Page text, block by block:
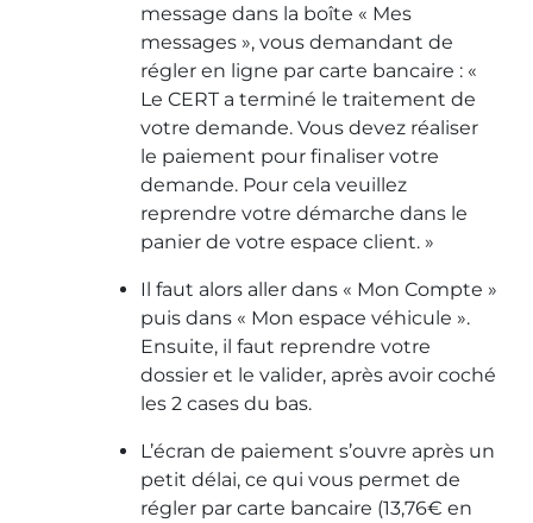
message dans la boîte « Mes
messages », vous demandant de
régler en ligne par carte bancaire : «
Le CERT a terminé le traitement de
votre demande. Vous devez réaliser
le paiement pour finaliser votre
demande. Pour cela veuillez
reprendre votre démarche dans le
panier de votre espace client. »
Il faut alors aller dans « Mon Compte »
puis dans « Mon espace véhicule ».
Ensuite, il faut reprendre votre
dossier et le valider, après avoir coché
les 2 cases du bas.
L’écran de paiement s’ouvre après un
petit délai, ce qui vous permet de
régler par carte bancaire (13,76€ en